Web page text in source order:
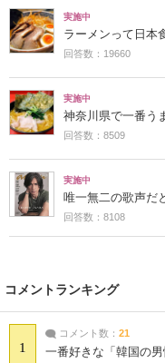
実施中
ラーメンって日本
回答数：19660
実施中
神奈川県で一番う
回答数：8509
実施中
唯一無二の歌声だ
回答数：8108
コメントランキング
1
コメント数： 21
一番好きな「韓国の